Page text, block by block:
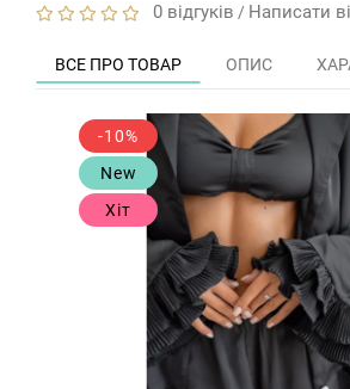
0 відгуків / Написати
ВСЕ ПРО ТОВАР ОПИС
-10%
New
Хіт